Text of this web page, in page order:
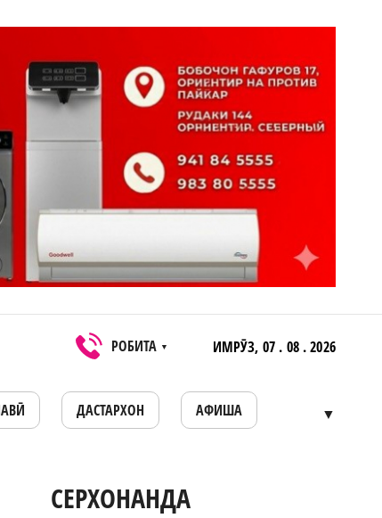
РОБИТА ▼ ИМРӮЗ, 07 . 08 . 2026
ДАСТАРХОН АФИША ▼
СЕРХОНАНДА